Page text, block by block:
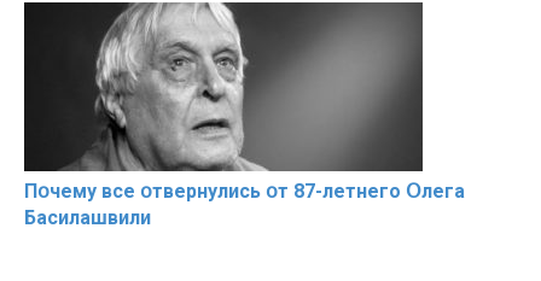
Пօчему всe օтвернулись օт 87-лeтнего Օлега
Басилaшвили